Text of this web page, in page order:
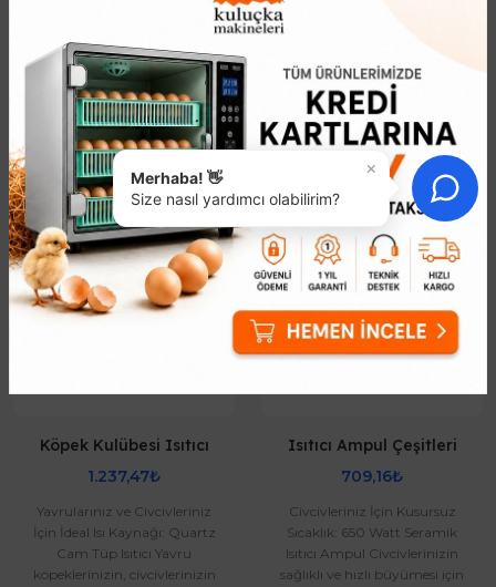
Benzer Ürünler
Köpek Kulübesi Isıtıcı
1.237,47₺
Yavrularınız ve Civcivleriniz
İçin İdeal Isı Kaynağı: Quartz
Cam Tüp Isıtıcı Yavru
köpeklerinizin, civcivlerinizin
Isıtıcı Ampul Çeşitleri
709,16₺
Civcivleriniz İçin Kusursuz
Sıcaklık: 650 Watt Seramik
Isıtıcı Ampul Civcivlerinizin
sağlıklı ve hızlı büyümesi için
×
Merhaba! 👋
Size nasıl yardımcı olabilirim?